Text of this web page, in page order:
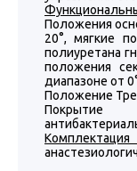
Положения
20°, мягкие
полиуретана
положения
диапазоне от
Положение
Покрытие